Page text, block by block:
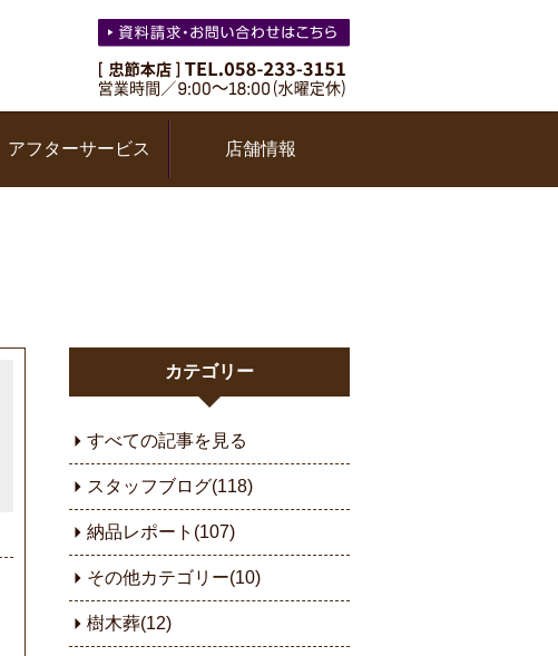
アフターサービス 店舗情報
カテゴリー
すべての記事を見る
スタッフブログ(118)
納品レポート(107)
その他カテゴリー(10)
樹木葬(12)